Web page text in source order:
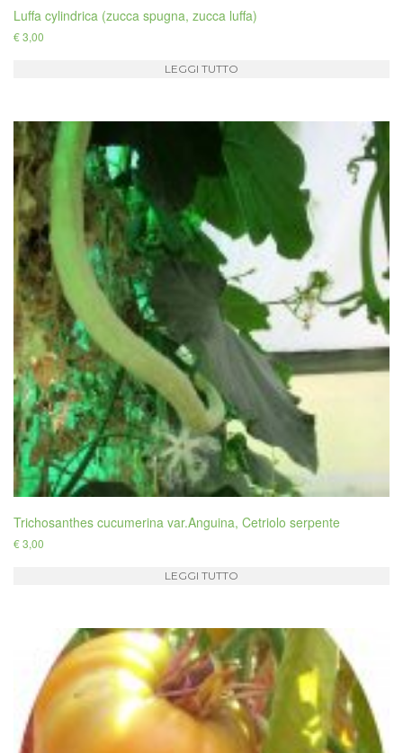
Luffa cylindrica (zucca spugna, zucca luffa)
€3,00
LEGGI TUTTO
Trichosanthes cucumerina var.Anguina, Cetriolo serpente
€3,00
LEGGI TUTTO